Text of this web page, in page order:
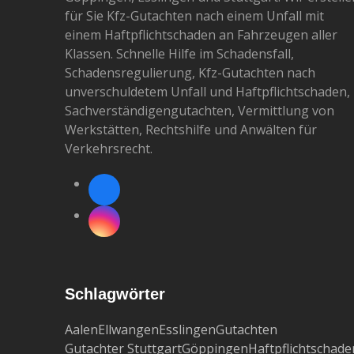
für Sie Kfz-Gutachten nach einem Unfall mit
einem Haftpflichtschaden an Fahrzeugen aller
Klassen. Schnelle Hilfe im Schadensfall,
Schadensregulierung, Kfz-Gutachten nach
unverschuldetem Unfall und Haftpflichtschaden,
Sachverständigengutachten, Vermittlung von
Werkstätten, Rechtshilfe und Anwälten für
Verkehrsrecht.
Facebook
Instagram
Schlagwörter
AalenEllwangenEsslingenGutachten
Gutachter StuttgartGöppingen